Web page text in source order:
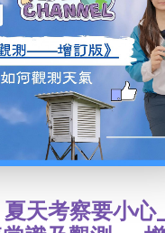
天考察要小心